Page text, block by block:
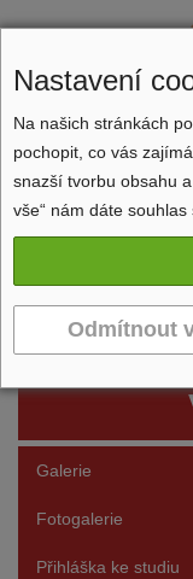
Galerie
Fotogalerie
Přihláška ke studiu
Nastavení
Na našich stránkách
pochopit, co vás
snazší tvorbu obsahu
vše“ nám dáte